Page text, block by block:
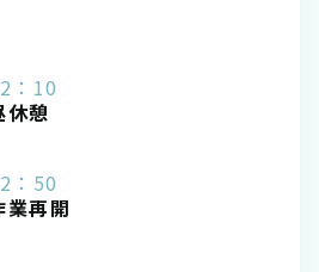
：10
休憩
：50
業再開